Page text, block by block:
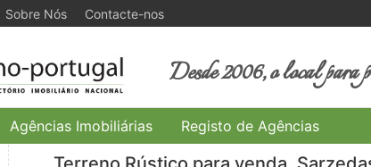
Sobre Nós Contacte-nos
Desde 2006, o local para
Agências Imobiliárias Registo de Agências